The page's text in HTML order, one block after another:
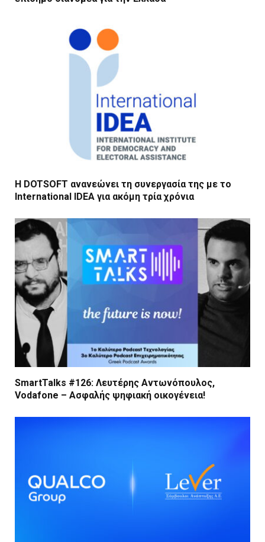
Η DOTSOFT ανανεώνει τη συνεργασία της με το
International IDEA για ακόμη τρία χρόνια
SmartTalks #126: Λευτέρης Αντωνόπουλος,
Vodafone – Ασφαλής ψηφιακή οικογένεια!